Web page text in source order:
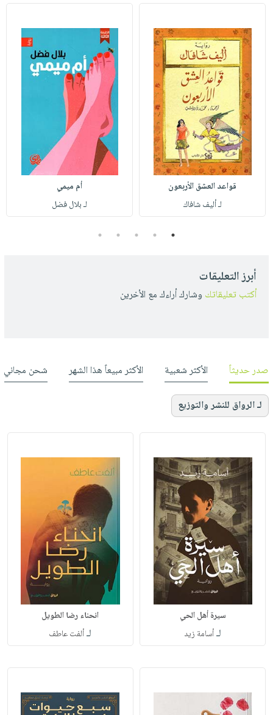
قواعد العشق الأربعون
لـ أليف شافاك
أم ميمي
لـ بلال فضل
1
2
3
4
5
أبرز التعليقات
أكتب تعليقاتك وشارك أراءك مع الأخرين
صدر حديثاً الأكثر شعبية الأكثر مبيعاً هذا الشهر شحن مجاني
لـ الرواق للنشر والتوزيع
سيرة أهل الحي
لـأسامة زيد
انحناء رضا الطويل
لـألفت عاطف